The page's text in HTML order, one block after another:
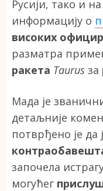
Русији, тако и
информацију о
високих
разматра
ракета Taurus за
Мада је
детаљније
потврђено је да
започела
могућег